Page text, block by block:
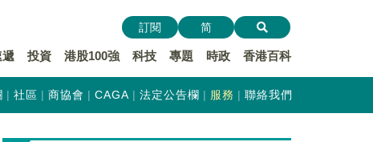
投資 港股100強 科技 專題 時政 香港百科
訂閱 简
社區 商協會 CAGA 法定公告欄 服務 聯絡我們